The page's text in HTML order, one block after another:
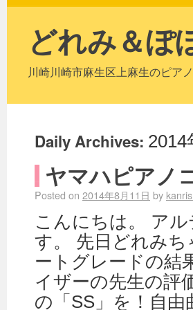
どれみ＆ぽ
川崎川崎市麻生区上麻生のピア
Daily Archives: 2014
ヤマハピアノ
Posted on 2014年8月11日 by
こんにちは。 ア
す。 先日どれみ
ートグレードの結
イザーの先生の評
の「SS」を！自